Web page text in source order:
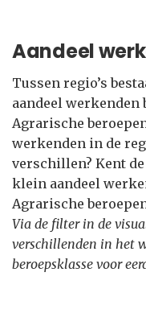
Aandeel
Tussen regio’s
aandeel werkenden
Agrarische
werkenden in de
verschillen? Kent
klein aandeel
Agrarische
Via de filter in de
verschillenden in het
beroepsklasse voor